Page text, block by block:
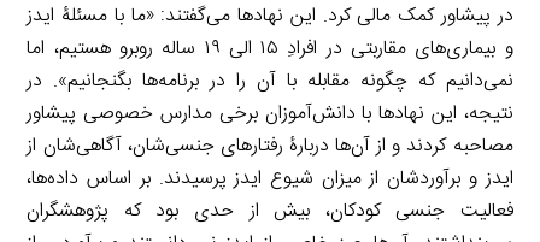
در پیشاور کمک مالی کرد. این نهادها می‌گفتند: «ما با مسئلۀ ایدز
و بیماری‌های مقاربتی در افرادِ ۱۵ الی ۱۹ ساله روبرو هستیم، اما
نمی‌دانیم که چگونه مقابله با آن را در برنامه‌ها بگنجانیم». در
نتیجه، این نهادها با دانش‌آموزان برخی مدارس خصوصی پیشاور
مصاحبه کردند و از آن‌ها دربارۀ رفتارهای جنسی‌شان، آگاهی‌شان از
ایدز و برآوردشان از میزان شیوع ایدز پرسیدند. بر اساس داده‌ها،
فعالیت جنسی کودکان، بیش از حدی بود که پژوهشگران